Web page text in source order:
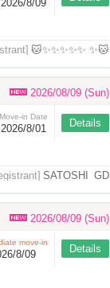
2026/8/09
🐱✨✨✨✨✨ ✨🐱
2026/08/09 (Sun)
Move-in Date
2026/8/01 Details
SATOSHI_GD
2026/08/09 (Sun)
move-in
8/09 Details